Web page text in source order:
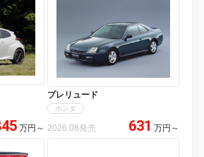
万円 ～
プレリュード
ホンダ
2026.08発売 631 万円 ～